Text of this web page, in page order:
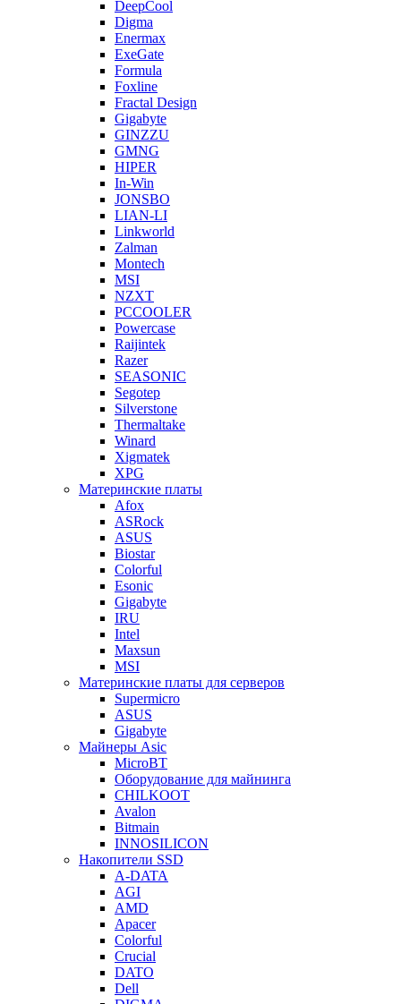
DeepCool
Digma
Enermax
ExeGate
Formula
Foxline
Fractal Design
Gigabyte
GINZZU
GMNG
HIPER
In-Win
JONSBO
LIAN-LI
Linkworld
Zalman
Montech
MSI
NZXT
PCCOOLER
Powercase
Raijintek
Razer
SEASONIC
Segotep
Silverstone
Thermaltake
Winard
Xigmatek
XPG
Материнские платы
Afox
ASRock
ASUS
Biostar
Colorful
Esonic
Gigabyte
IRU
Intel
Maxsun
MSI
Материнские платы для серверов
Supermicro
ASUS
Gigabyte
Майнеры Asic
MicroBT
Оборудование для майнинга
CHILKOOT
Avalon
Bitmain
INNOSILICON
Накопители SSD
A-DATA
AGI
AMD
Apacer
Colorful
Crucial
DATO
Dell